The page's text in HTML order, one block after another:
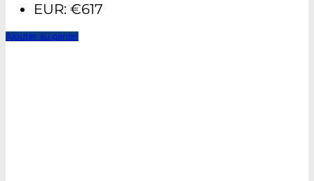
EUR: €617
Ajouter au panier